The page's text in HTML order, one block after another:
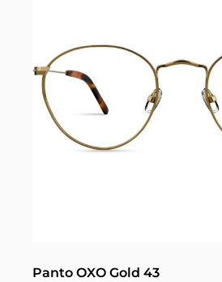
Panto OXO Gold 43